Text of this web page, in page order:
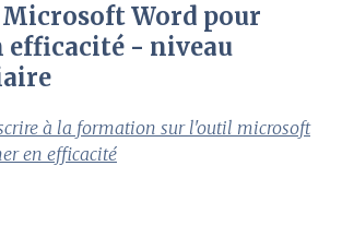
Word pour
efficacité - niveau
à la formation sur l'outil microsoft
en efficacité